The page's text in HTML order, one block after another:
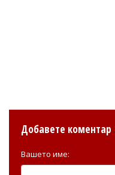
Добавете коментар
Вашето име: